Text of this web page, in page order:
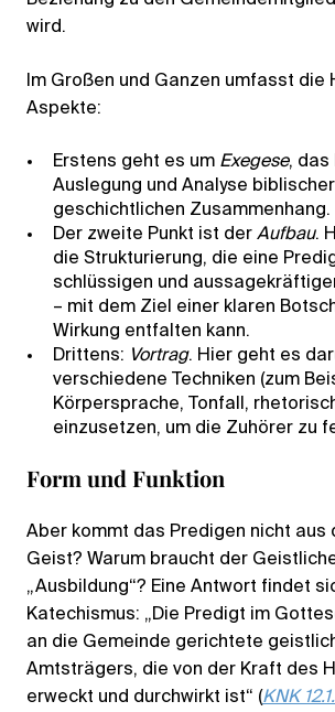
wird.
Im Großen und Ganzen umfasst die
Aspekte:
Erstens geht es um Exegese, das
Auslegung und Analyse
geschichtlichen Zusammenhang.
Der zweite Punkt ist der Aufbau.
die Strukturierung, die eine
schlüssigen und
– mit dem Ziel einer klaren
Wirkung entfalten kann.
Drittens: Vortrag. Hier geht es
verschiedene Techniken (zum
Körpersprache, Tonfall,
einzusetzen, um die Zuhörer zu
Form und Funktion
Aber kommt das Predigen nicht aus
Geist? Warum braucht der
„Ausbildung“? Eine Antwort findet
Katechismus: „Die Predigt im
an die Gemeinde gerichtete
Amtsträgers, die von der Kraft des
erweckt und durchwirkt ist“ (KNK